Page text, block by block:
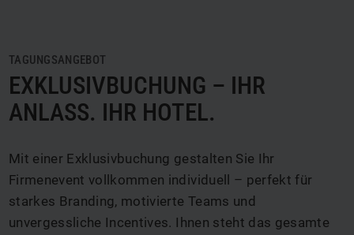
TAGUNGSANGEBOT
EXKLUSIVBUCHUNG – IHR
ANLASS. IHR HOTEL.
Mit einer Exklusivbuchung gestalten Sie Ihr
Firmenevent vollkommen individuell – perfekt für
starkes Branding, motivierte Teams und
unvergessliche Incentives. Ihnen steht das gesamte